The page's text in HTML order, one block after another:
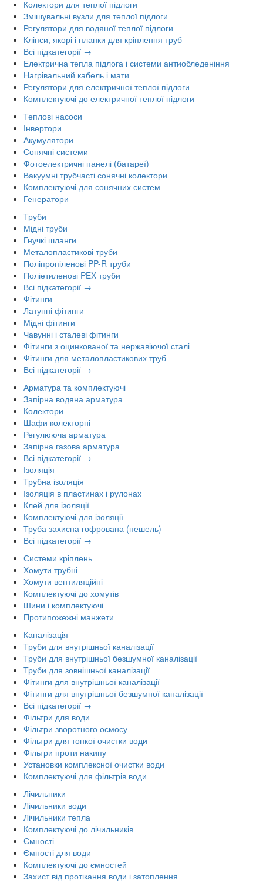
Колектори для теплої підлоги
Змішувальні вузли для теплої підлоги
Регулятори для водяної теплої підлоги
Кліпси, якорі і планки для кріплення труб
Всі підкатегорії →
Електрична тепла підлога і системи антиобледеніння
Нагрівальний кабель і мати
Регулятори для електричної теплої підлоги
Комплектуючі до електричної теплої підлоги
Теплові насоси
Інвертори
Акумулятори
Сонячні системи
Фотоелектричні панелі (батареї)
Вакуумні трубчасті сонячні колектори
Комплектуючі для сонячних систем
Генератори
Труби
Мідні труби
Гнучкі шланги
Металопластикові труби
Поліпропіленові PP-R труби
Поліетиленові PEX труби
Всі підкатегорії →
Фітинги
Латунні фітинги
Мідні фітинги
Чавунні і сталеві фітинги
Фітинги з оцинкованої та нержавіючої сталі
Фітинги для металопластикових труб
Всі підкатегорії →
Арматура та комплектуючі
Запірна водяна арматура
Колектори
Шафи колекторні
Регулююча арматура
Запірна газова арматура
Всі підкатегорії →
Ізоляція
Трубна ізоляція
Ізоляція в пластинах і рулонах
Клей для ізоляції
Комплектуючі для ізоляції
Труба захисна гофрована (пешель)
Всі підкатегорії →
Системи кріплень
Хомути трубні
Хомути вентиляційні
Комплектуючі до хомутів
Шини і комплектуючі
Протипожежні манжети
Каналізація
Труби для внутрішньої каналізації
Труби для внутрішньої безшумної каналізації
Труби для зовнішньої каналізації
Фітинги для внутрішньої каналізації
Фітинги для внутрішньої безшумної каналізації
Всі підкатегорії →
Фільтри для води
Фільтри зворотного осмосу
Фільтри для тонкої очистки води
Фільтри проти накипу
Установки комплексної очистки води
Комплектуючі для фільтрів води
Лічильники
Лічильники води
Лічильники тепла
Комплектуючі до лічильників
Ємності
Ємності для води
Комплектуючі до ємностей
Захист від протікання води і затоплення